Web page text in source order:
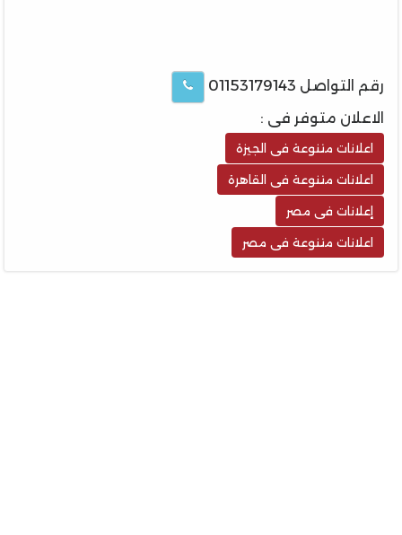
رقم التواصل 01153179143
الاعلان متوفر فى :
اعلانات متنوعة فى الجيزة
اعلانات متنوعة فى القاهرة
إعلانات فى مصر
اعلانات متنوعة فى مصر